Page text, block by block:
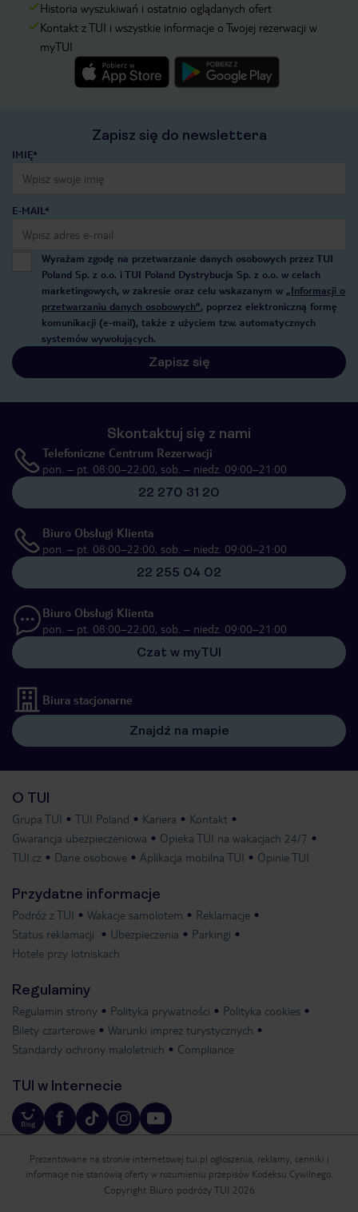
Historia wyszukiwań i ostatnio oglądanych ofert
Kontakt z TUI i wszystkie informacje o Twojej rezerwacji w
myTUI
Zapisz się do newslettera
IMIĘ*
E-MAIL*
Wyrażam zgodę na przetwarzanie danych osobowych przez TUI
Poland Sp. z o.o. i TUI Poland Dystrybucja Sp. z o.o. w celach
marketingowych, w zakresie oraz celu wskazanym w „Informacji o
przetwarzaniu danych osobowych”, poprzez elektroniczną formę
komunikacji (e-mail), także z użyciem tzw. automatycznych
systemów wywołujących.
Zapisz się
Skontaktuj się z nami
Telefoniczne Centrum Rezerwacji
pon. – pt. 08:00–22:00, sob. – niedz. 09:00–21:00
22 270 31 20
Biuro Obsługi Klienta
pon. – pt. 08:00–22:00, sob. – niedz. 09:00–21:00
22 255 04 02
Biuro Obsługi Klienta
pon. – pt. 08:00–22:00, sob. – niedz. 09:00–21:00
Czat w myTUI
Biura stacjonarne
Znajdź na mapie
O TUI
Grupa TUI TUI Poland Kariera
Kontakt
Gwarancja ubezpieczeniowa
Opieka TUI na wakacjach 24/7
TUI.cz
Dane osobowe Aplikacja mobilna TUI Opinie TUI
Przydatne informacje
Podróż z TUI Wakacje samolotem
Reklamacje
Status reklamacji
Ubezpieczenia
Parkingi
Hotele przy lotniskach
Regulaminy
Regulamin strony Polityka prywatności
Polityka cookies
Bilety czarterowe
Warunki imprez turystycznych
Standardy ochrony małoletnich
Compliance
TUI w Internecie
Prezentowane na stronie internetowej tui.pl ogłoszenia, reklamy, cenniki i
informacje nie stanowią oferty w rozumieniu przepisów Kodeksu Cywilnego.
Copyright Biuro podróży TUI 2026